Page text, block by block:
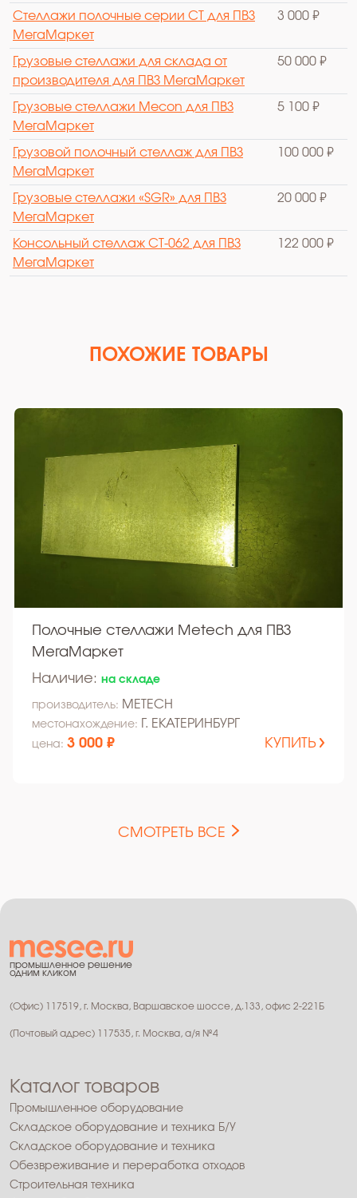
Стеллажи полочные серии СТ для ПВЗ
МегаМаркет
3 000 ₽
Грузовые стеллажи для склада от
производителя для ПВЗ МегаМаркет
50 000 ₽
Грузовые стеллажи Mecon для ПВЗ
МегаМаркет
5 100 ₽
Грузовой полочный стеллаж для ПВЗ
МегаМаркет
100 000 ₽
Грузовые стеллажи «SGR» для ПВЗ
МегаМаркет
20 000 ₽
Консольный стеллаж СТ-062 для ПВЗ
МегаМаркет
122 000 ₽
ПОХОЖИЕ ТОВАРЫ
Полочные стеллажи Metech для ПВЗ
МегаМаркет
Наличие: на складе
производитель: METECH
местонахождение: Г. ЕКАТЕРИНБУРГ
цена: 3 000 ₽ КУПИТЬ
СМОТРЕТЬ ВСЕ
промышленное решение
одним кликом
(Офис) 117519, г. Москва, Варшавское шоссе, д.133, офис 2-221Б
(Почтовый адрес) 117535, г. Москва, а/я №4
Каталог товаров
Промышленное оборудование
Складское оборудование и техника Б/У
Складское оборудование и техника
Обезвреживание и переработка отходов
Строительная техника